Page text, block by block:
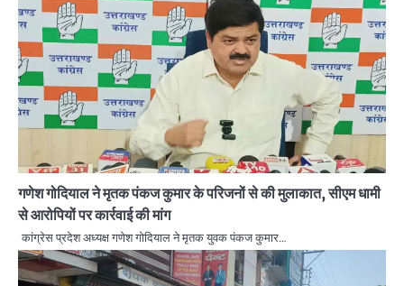
गणेश गोदियाल ने मृतक पंकज कुमार के परिजनों से की मुलाकात, सीएम धामी
से आरोपियों पर कार्रवाई की मांग
कांग्रेस प्रदेश अध्यक्ष गणेश गोदियाल ने मृतक युवक पंकज कुमार…